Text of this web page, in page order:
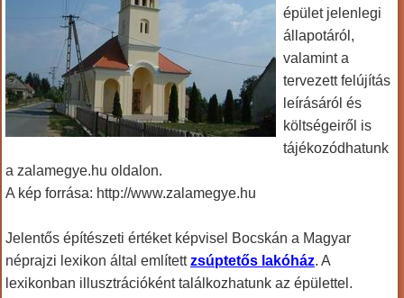
épület jelenlegi
állapotáról,
valamint a
tervezett felújítás
leírásáról és
költségeiről is
tájékozódhatunk
a zalamegye.hu oldalon.
A kép forrása: http://www.zalamegye.hu
Jelentős építészeti értéket képvisel Bocskán a Magyar
néprajzi lexikon által említettzsúptetős lakóház. A
lexikonban illusztrációként találkozhatunk az épülettel.